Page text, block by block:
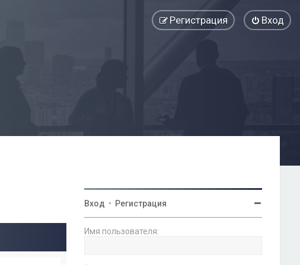
Вход
Регистрация
Вход • Регистрация
Имя пользователя: